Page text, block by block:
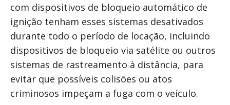
com dispositivos de bloqueio automático de
ignição tenham esses sistemas desativados
durante todo o período de locação, incluindo
dispositivos de bloqueio via satélite ou outros
sistemas de rastreamento à distância, para
evitar que possíveis colisões ou atos
criminosos impeçam a fuga com o veículo.